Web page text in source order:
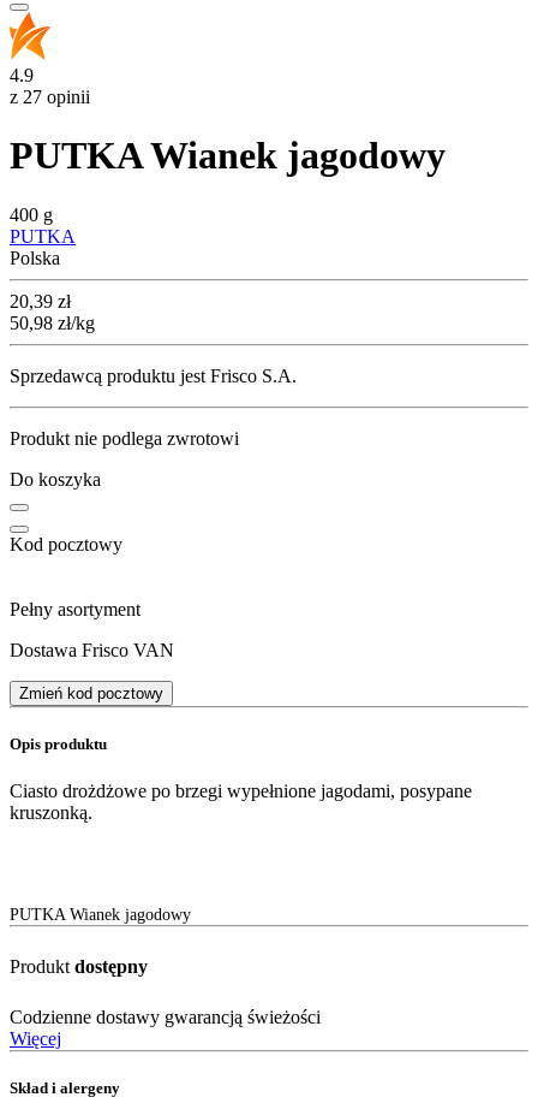
4.9
z 27 opinii
PUTKA Wianek jagodowy
400 g
PUTKA
Polska
Cena
20,39 zł
50,98 zł/kg
Sprzedawcą produktu jest Frisco S.A.
Produkt nie podlega zwrotowi
Do koszyka
Kod pocztowy
Pełny asortyment
Dostawa Frisco VAN
Zmień kod pocztowy
Opis produktu
Ciasto drożdżowe po brzegi wypełnione jagodami, posypane
kruszonką.
PUTKA Wianek jagodowy
Produkt dostępny
Codzienne dostawy gwarancją świeżości
Więcej
Skład i alergeny